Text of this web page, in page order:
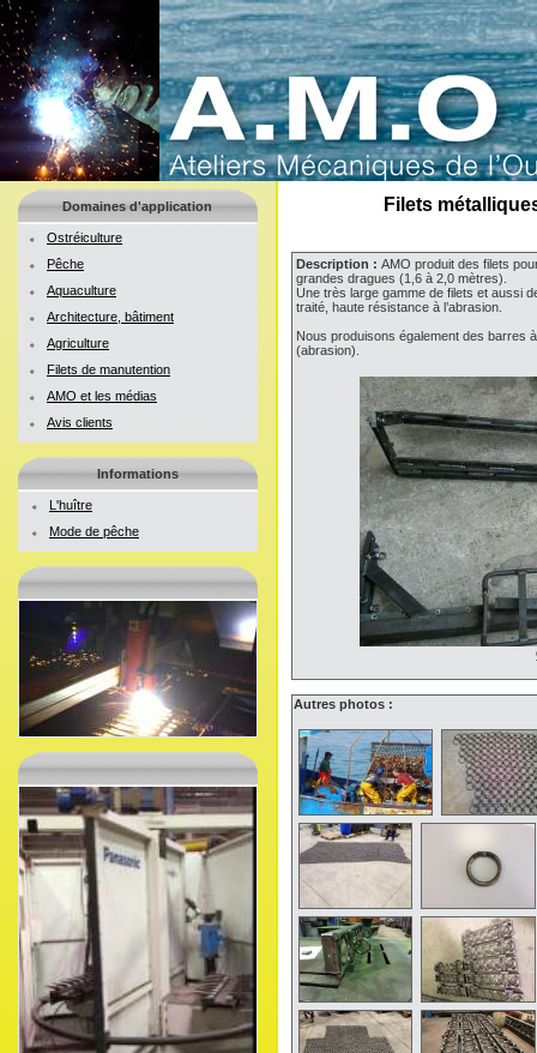
Domaines d'application
Ostréiculture
Pêche
Aquaculture
Architecture, bâtiment
Agriculture
Filets de manutention
AMO et les médias
Avis clients
Informations
L'huître
Mode de pêche
Filets
Description : AMO produit des filets
grandes dragues (1,6 à 2,0 mètres).
Une très large gamme de filets et aussi
traité, haute résistance à l’abrasion.
Nous produisons également des barres
(abrasion).
Autres photos :